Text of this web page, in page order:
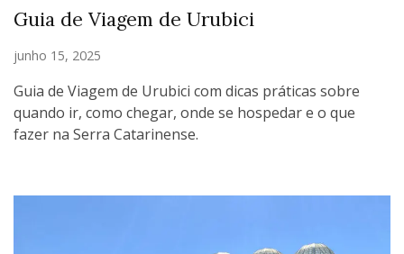
Guia de Viagem de Urubici
junho 15, 2025
Guia de Viagem de Urubici com dicas práticas sobre
quando ir, como chegar, onde se hospedar e o que
fazer na Serra Catarinense.